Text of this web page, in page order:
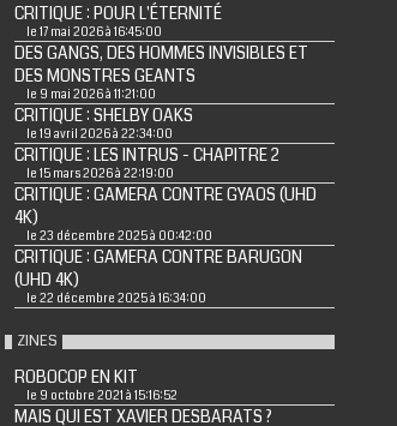
CRITIQUE : POUR L'ÉTERNITÉ
le 17 mai 2026 à 16:45:00
DES GANGS, DES HOMMES INVISIBLES ET
DES MONSTRES GEANTS
le 9 mai 2026 à 11:21:00
CRITIQUE : SHELBY OAKS
le 19 avril 2026 à 22:34:00
CRITIQUE : LES INTRUS - CHAPITRE 2
le 15 mars 2026 à 22:19:00
CRITIQUE : GAMERA CONTRE GYAOS (UHD
4K)
le 23 décembre 2025 à 00:42:00
CRITIQUE : GAMERA CONTRE BARUGON
(UHD 4K)
le 22 décembre 2025 à 16:34:00
ZINES
ROBOCOP EN KIT
le 9 octobre 2021 à 15:16:52
MAIS QUI EST XAVIER DESBARATS ?